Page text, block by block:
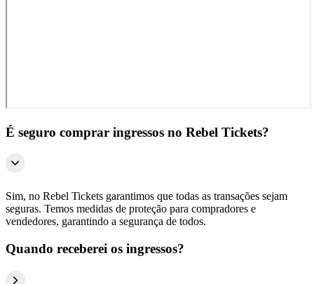
É seguro comprar ingressos no Rebel Tickets?
Sim, no Rebel Tickets garantimos que todas as transações sejam
seguras. Temos medidas de proteção para compradores e
vendedores, garantindo a segurança de todos.
Quando receberei os ingressos?